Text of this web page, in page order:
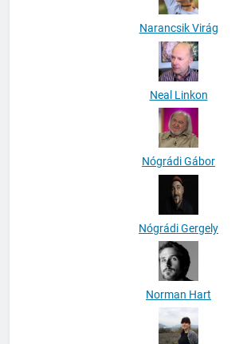
Narancsik Virág
Neal Linkon
Nógrádi Gábor
Nógrádi Gergely
Norman Hart